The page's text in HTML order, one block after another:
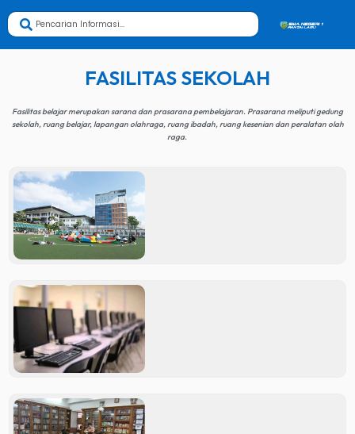
FASILITAS SEKOLAH
Fasilitas belajar merupakan sarana dan prasarana pembelajaran. Prasarana meliputi gedung
sekolah, ruang belajar, lapangan olahraga, ruang ibadah, ruang kesenian dan peralatan olah
raga.
.
.